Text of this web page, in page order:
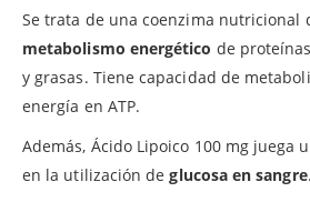
Se trata de una coenzima nutricional
metabolismo energético de
y grasas. Tiene capacidad de
energía en ATP.
Además, Ácido Lipoico 100 mg juega
en la utilización deglucosa en sangre.